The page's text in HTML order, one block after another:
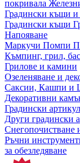
покривала
Градински къщи и
Градински къщи
Напояване
Маркучи Помпи
Къмпинг, грил,
Грилове и камини
Озеленяване и
Саксии, Кашпи и
Декоративни
Градински
Други градински
Снегопочистване
Ръчни
за обезледяване